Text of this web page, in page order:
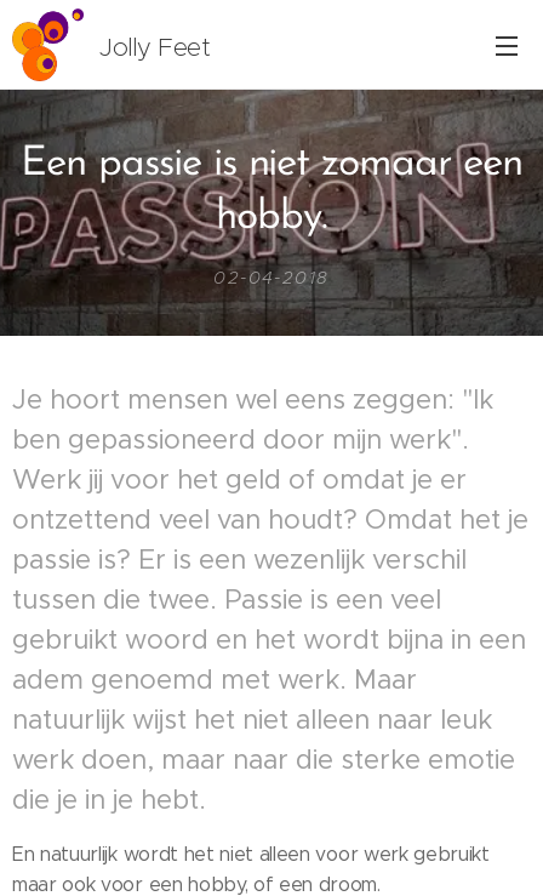
Jolly Feet
Een passie is niet zomaar een
hobby.
02-04-2018
Je hoort mensen wel eens zeggen: "Ik
ben gepassioneerd door mijn werk".
Werk jij voor het geld of omdat je er
ontzettend veel van houdt? Omdat het je
passie is? Er is een wezenlijk verschil
tussen die twee. Passie is een veel
gebruikt woord en het wordt bijna in een
adem genoemd met werk. Maar
natuurlijk wijst het niet alleen naar leuk
werk doen, maar naar die sterke emotie
die je in je hebt.
En natuurlijk wordt het niet alleen voor werk gebruikt
maar ook voor een hobby, of een droom.